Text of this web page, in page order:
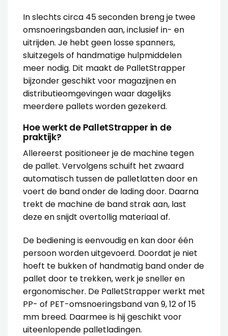
In slechts circa 45 seconden breng je twee
omsnoeringsbanden aan, inclusief in- en
uitrijden. Je hebt geen losse spanners,
sluitzegels of handmatige hulpmiddelen
meer nodig. Dit maakt de PalletStrapper
bijzonder geschikt voor magazijnen en
distributieomgevingen waar dagelijks
meerdere pallets worden gezekerd.
Hoe werkt de PalletStrapper in de
praktijk?
Allereerst positioneer je de machine tegen
de pallet. Vervolgens schuift het zwaard
automatisch tussen de palletlatten door en
voert de band onder de lading door. Daarna
trekt de machine de band strak aan, last
deze en snijdt overtollig materiaal af.
De bediening is eenvoudig en kan door één
persoon worden uitgevoerd. Doordat je niet
hoeft te bukken of handmatig band onder de
pallet door te trekken, werk je sneller en
ergonomischer. De PalletStrapper werkt met
PP- of PET-omsnoeringsband van 9, 12 of 15
mm breed. Daarmee is hij geschikt voor
uiteenlopende palletladingen.